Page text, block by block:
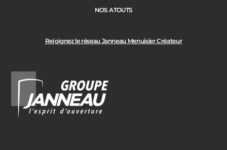
Rejoignez le réseau Janneau Menuisier Créateur
NOS ATOUTS